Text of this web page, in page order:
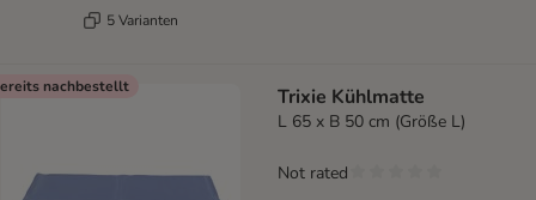
5 Varianten
nachbestellt Trixie Kühlmatte
L 65 x B 50 cm (Größe L)
Not rated